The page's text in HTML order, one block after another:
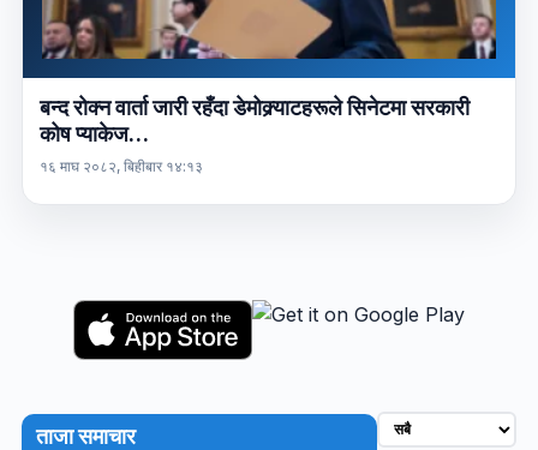
बन्द रोक्न वार्ता जारी रहँदा डेमोक्र्याटहरूले सिनेटमा सरकारी
कोष प्याकेज…
१६ माघ २०८२, बिहीबार १४:१३
ताजा समाचार